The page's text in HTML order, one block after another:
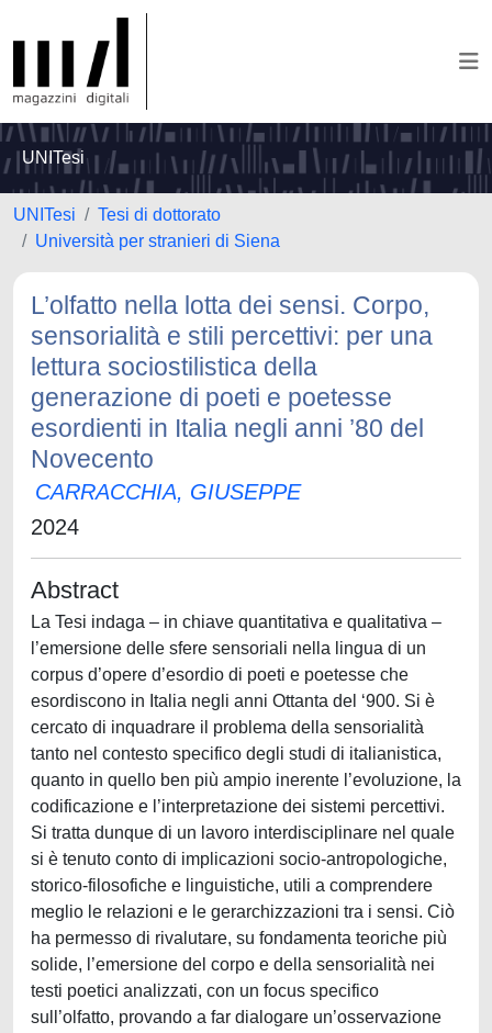
UNITesi
UNITesi
Tesi di dottorato
Università per stranieri di Siena
L’olfatto nella lotta dei sensi. Corpo,
sensorialità e stili percettivi: per una
lettura sociostilistica della
generazione di poeti e poetesse
esordienti in Italia negli anni ’80 del
Novecento
CARRACCHIA, GIUSEPPE
2024
Abstract
La Tesi indaga – in chiave quantitativa e qualitativa –
l’emersione delle sfere sensoriali nella lingua di un
corpus d’opere d’esordio di poeti e poetesse che
esordiscono in Italia negli anni Ottanta del ‘900. Si è
cercato di inquadrare il problema della sensorialità
tanto nel contesto specifico degli studi di italianistica,
quanto in quello ben più ampio inerente l’evoluzione, la
codificazione e l’interpretazione dei sistemi percettivi.
Si tratta dunque di un lavoro interdisciplinare nel quale
si è tenuto conto di implicazioni socio-antropologiche,
storico-filosofiche e linguistiche, utili a comprendere
meglio le relazioni e le gerarchizzazioni tra i sensi. Ciò
ha permesso di rivalutare, su fondamenta teoriche più
solide, l’emersione del corpo e della sensorialità nei
testi poetici analizzati, con un focus specifico
sull’olfatto, provando a far dialogare un’osservazione